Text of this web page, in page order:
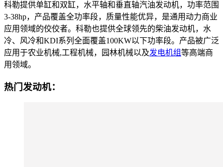
科勒提供单缸和双缸，水平轴和垂直轴汽油发动机，功率范围
3-38hp，产品覆盖全功率段，质量性能优异，是通用动力商业
应用领域的佼佼者。科勒也提供全球领先的柴油发动机，水
冷、风冷和KDI系列全面覆盖100KW以下功率段。产品被广泛
应用于农业机械,工程机械，园林机械以及发电机组等高端商
用领域。
热门发动机：